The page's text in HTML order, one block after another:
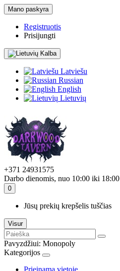
Mano paskyra
Registruotis
Prisijungti
Kalba
Latviešu
Russian
English
Lietuvių
+371 24931575
Darbo dienomis, nuo 10:00 iki 18:00
0
Jūsų prekių krepšelis tuščias
Visur
Pavyzdžiui: Monopoly
Kategorijos
Prieinama vietoje